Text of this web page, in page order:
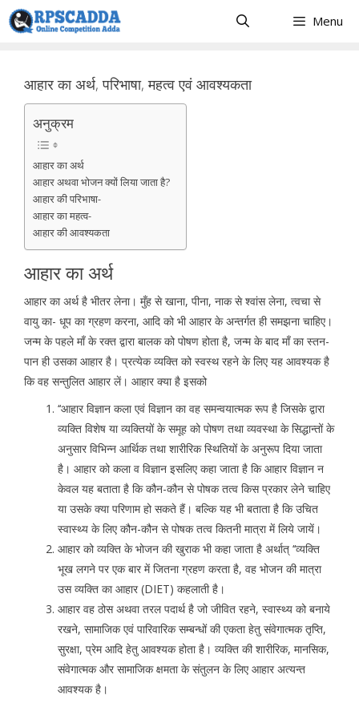
Skip
to
Menu
आहार का अर्थ, परिभाषा, महत्व एवं आवश्यकता
अनुक्रम
आहार का अर्थ
आहार अथवा भोजन क्यों लिया जाता है?
आहार की परिभाषा-
आहार का महत्व-
आहार की आवश्यकता
आहार का अर्थ
आहार का अर्थ है भीतर लेना। मुँह से खाना, पीना, नाक से श्वांस लेना, त्वचा से
वायु का- धूप का ग्रहण करना, आदि को भी आहार के अन्तर्गत ही समझना चाहिए।
जन्म के पहले माँ के रक्त द्वारा बालक को पोषण होता है, जन्म के बाद माँ का स्तन-
पान ही उसका आहार है। प्रत्येक व्यक्ति को स्वस्थ रहने के लिए यह आवश्यक है
कि वह सन्तुलित आहार लें। आहार क्या है इसको
‘‘आहार विज्ञान कला एवं विज्ञान का वह समन्वयात्मक रूप है जिसके द्वारा
व्यक्ति विशेष या व्यक्तियों के समूह को पोषण तथा व्यवस्था के सिद्धान्तों के
अनुसार विभिन्न आर्थिक तथा शारीरिक स्थितियों के अनुरूप दिया जाता
है। आहार को कला व विज्ञान इसलिए कहा जाता है कि आहार विज्ञान न
केवल यह बताता है कि कौन-कौन से पोषक तत्व किस प्रकार लेने चाहिए
या उसके क्या परिणाम हो सकते हैं। बल्कि यह भी बताता है कि उचित
स्वास्थ्य के लिए कौन-कौन से पोषक तत्व कितनी मात्रा में लिये जायें।
आहार को व्यक्ति के भोजन की खुराक भी कहा जाता है अर्थात् ‘‘व्यक्ति
भूख लगने पर एक बार में जितना ग्रहण करता है, वह भोजन की मात्रा
उस व्यक्ति का आहार (DIET) कहलाती है।
आहार वह ठोस अथवा तरल पदार्थ है जो जीवित रहने, स्वास्थ्य को बनाये
रखने, सामाजिक एवं पारिवारिक सम्बन्धों की एकता हेतु संवेगात्मक तृप्ति,
सुरक्षा, प्रेम आदि हेतु आवश्यक होता है। व्यक्ति की शारीरिक, मानसिक,
संवेगात्मक और सामाजिक क्षमता के संतुलन के लिए आहार अत्यन्त
आवश्यक है।